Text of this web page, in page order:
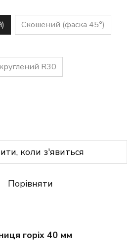
Скошений (фаска 45°)
R30
коли з'явиться
Порівняти
горіх 40 мм